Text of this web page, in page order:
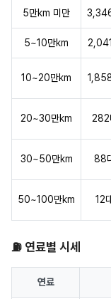
5만km 미만
5~10만km
10~20만km
20~30만km 282
30~50만km 88
50~100만km 12
⛽ 연료별 시세
연료